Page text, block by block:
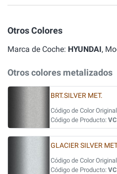
Otros Colores
Marca de Coche: HYUNDAI,
Otros colores metalizados
BRT.SILVER MET.
Código de Color
Código de Producto:
GLACIER SILVER
Código de Color
Código de Producto: